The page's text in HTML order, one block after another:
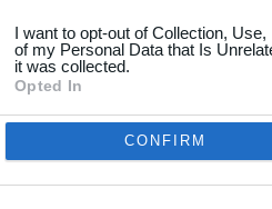
I want to opt-out of Collection,
of my Personal Data that Is
it was collected.
Opted In
CONFIRM
Y PROFESORES
este foro.
EL PROCEDIMIENTO